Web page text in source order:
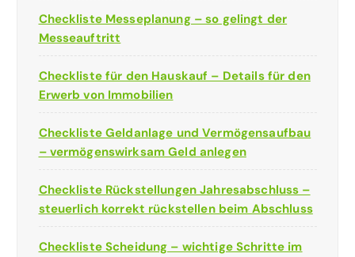
Checkliste Messeplanung – so gelingt der
Messeauftritt
Checkliste für den Hauskauf – Details für den
Erwerb von Immobilien
Checkliste Geldanlage und Vermögensaufbau
– vermögenswirksam Geld anlegen
Checkliste Rückstellungen Jahresabschluss –
steuerlich korrekt rückstellen beim Abschluss
Checkliste Scheidung – wichtige Schritte im